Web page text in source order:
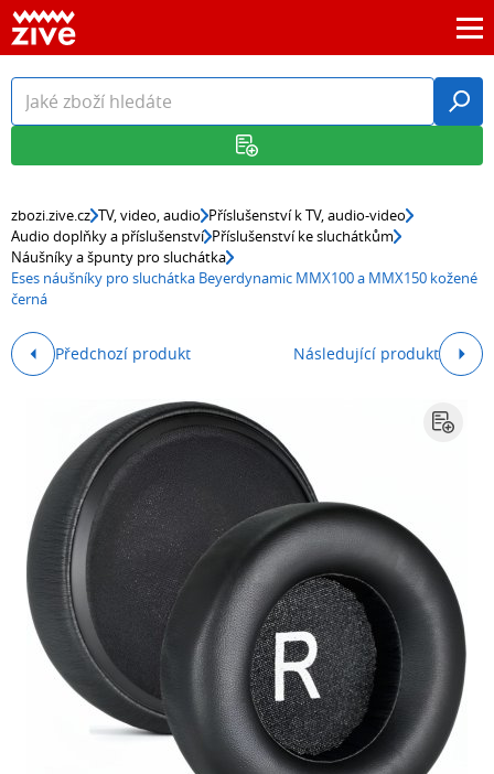
zbozi.zive.cz TV, video, audio Příslušenství k TV, audio-video
Audio doplňky a příslušenství Příslušenství ke sluchátkům
Náušníky a špunty pro sluchátka
Eses náušníky pro sluchátka Beyerdynamic MMX100 a MMX150 kožené
černá
Předchozí produkt Následující produkt